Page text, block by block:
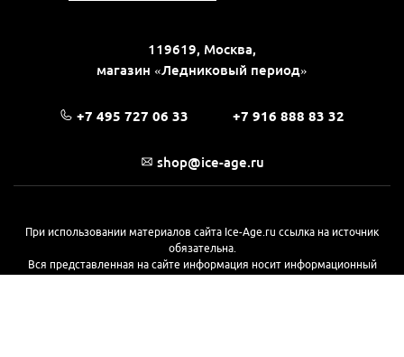
119619, Москва,
магазин «Ледниковый период»
+7 495 727 06 33 +7 916 888 83 32
shop@ice-age.ru
При использовании материалов сайта Ice-Age.ru ссылка на источник
обязательна.
Вся представленная на сайте информация носит информационный